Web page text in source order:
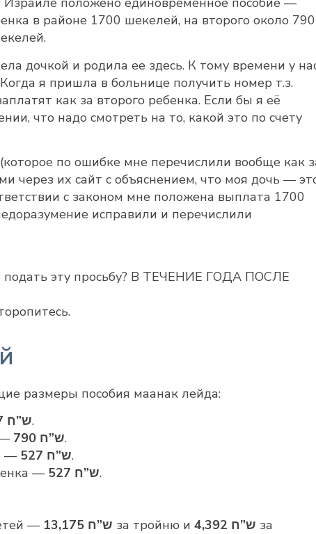
дочкой и родила ее здесь. К тому времени у
я пришла в больнице получить номер т.з.
как за второго ребенка. Если бы я её
что надо смотреть на то, какой это по счету
по ошибке мне перечислили вообще как
через их сайт с объяснением, что моя дочь —
с законом мне положена выплата 1700
исправили и перечислили
подать эту просьбу? В ТЕЧЕНИЕ ГОДА ПОСЛЕ
размеры пособия маанак лейда:
1,757 ש”ח.
790 ש”ח.
—
527 ש”ח.
—
527 ש”ח.
—
13,175 ש”ח за тройню и 4,392 ש”ח за